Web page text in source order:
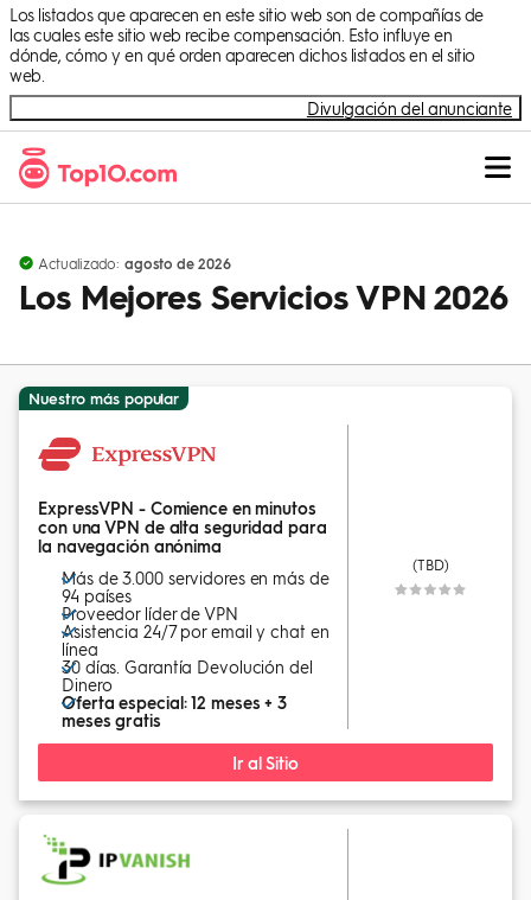
Skip to Content
Los listados que aparecen en este sitio web son de compañías de
las cuales este sitio web recibe compensación. Esto influye en
dónde, cómo y en qué orden aparecen dichos listados en el sitio
web.
Divulgación del anunciante
Actualizado: agosto de 2026
Los Mejores Servicios VPN 2026
Nuestro más popular
ExpressVPN - Comience en minutos
con una VPN de alta seguridad para
la navegación anónima
Más de 3.000 servidores en más de
94 países
Proveedor líder de VPN
Asistencia 24/7 por email y chat en
línea
30 días. Garantía Devolución del
Dinero
Oferta especial: 12 meses + 3
meses gratis
(TBD)
Ir al Sitio